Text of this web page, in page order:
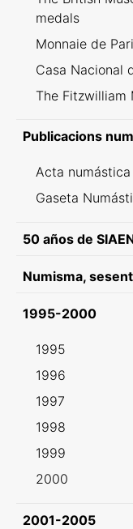
medals
Monnaie de
Casa Nacional
The Fitzwilliam
Publicacions
Acta numástica
Gaseta
50 años de
Numisma,
1995-2000
1995
1996
1997
1998
1999
2000
2001-2005